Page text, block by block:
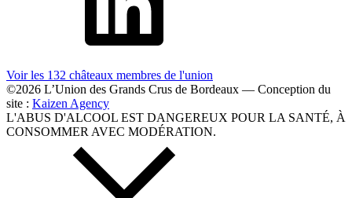
Voir les 132 châteaux membres de l'union
©2026 L’Union des Grands Crus de Bordeaux — Conception du
site : Kaizen Agency
L'ABUS D'ALCOOL EST DANGEREUX POUR LA SANTÉ, À
CONSOMMER AVEC MODÉRATION.